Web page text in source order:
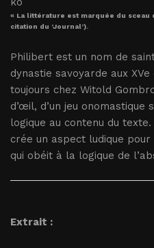
« La littérature est marquée du sceau
citation du ’Journal’).
Philibert est un nom de
dynastie savoyarde aux
toujours chez Witold
d’œil, d’un jeu onomastique
logique au contenu du
crée un aspect ludique
qui obéit à la logique de
Extrait :